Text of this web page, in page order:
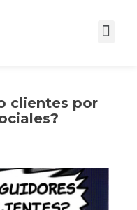
clientes por